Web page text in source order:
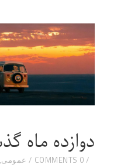
دوازده ماه
عمومی, 0 COMMENTS